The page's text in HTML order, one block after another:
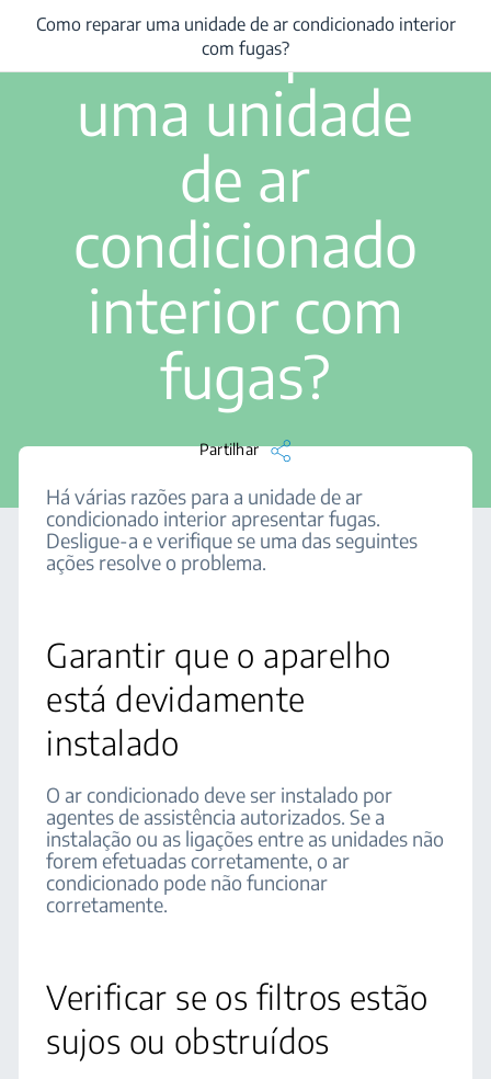
... / Como reparar uma unidade de ar condicionado interior com
Como reparar
uma unidade
de ar
condicionado
interior com
fugas?
Partilhar
Como reparar uma unidade de ar condicionado interior
com fugas?
Há várias razões para a unidade de ar
condicionado interior apresentar fugas.
Desligue-a e verifique se uma das seguintes
ações resolve o problema.
Garantir que o aparelho
está devidamente
instalado
O ar condicionado deve ser instalado por
agentes de assistência autorizados. Se a
instalação ou as ligações entre as unidades não
forem efetuadas corretamente, o ar
condicionado pode não funcionar
corretamente.
Verificar se os filtros estão
sujos ou obstruídos